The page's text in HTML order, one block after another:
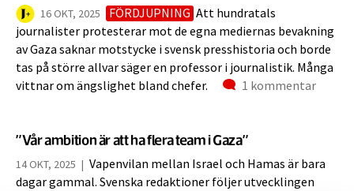
16 OKT, 2025 FÖRDJUPNING Att hundratals
journalister protesterar mot de egna mediernas bevakning
av Gaza saknar motstycke i svensk presshistoria och borde
tas på större allvar säger en professor i journalistik. Många
vittnar om ängslighet bland chefer.
Kommentarer
1 kommentar
”Vår ambition är att ha flera team i Gaza”
14 OKT, 2025 | Vapenvilan mellan Israel och Hamas är bara
dagar gammal. Svenska redaktioner följer utvecklingen